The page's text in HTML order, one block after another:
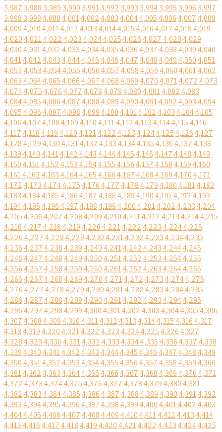
3,987 3,988 3,989 3,990 3,9913,992 3,993 3,9943,995 3,996 3,997
3,998 3,9994,0004,0014,0024,0034,0044,0054,0064,0074,008
4,0094,0104,0114,0124,0134,0144,0154,0164,0174,0184,019
4,0204,0214,0224,0234,0244,0254,0264,0274,0284,029
4,0304,0314,0324,0334,0344,0354,0364,0374,0384,0394,040
4,0414,0424,0434,0444,0454,0464,0474,0484,0494,0504,051
4,0524,0534,0544,0554,0564,0574,0584,0594,0604,0614,062
4,0634,0644,0654,0664,0674,0684,0694,0704,0714,0724,073
4,0744,0754,0764,0774,0784,0794,0804,0814,0824,083
4,0844,0854,0864,0874,0884,0894,0904,0914,0924,0934,094
4,0954,0964,0974,0984,0994,1004,1014,1024,1034,1044,105
4,1064,1074,1084,1094,1104,1114,1124,1134,1144,1154,116
4,1174,1184,1194,1204,1214,1224,1234,1244,1254,1264,127
4,1284,1294,1304,1314,1324,1334,1344,1354,1364,1374,138
4,1394,1404,1414,1424,1434,1444,1454,1464,1474,1484,149
4,1504,1514,1524,1534,1544,1554,1564,1574,1584,1594,160
4,1614,1624,1634,1644,1654,1664,1674,1684,1694,1704,171
4,1724,1734,1744,1754,1764,1774,1784,1794,1804,1814,182
4,1834,1844,1854,1864,1874,1884,1894,1904,1914,1924,193
4,1944,1954,1964,1974,1984,1994,2004,2014,2024,2034,204
4,2054,2064,2074,2084,2094,2104,2114,2124,2134,2144,215
4,2164,2174,2184,2194,2204,2214,2224,2234,2244,225
4,2264,2274,2284,2294,2304,2314,2324,2334,2344,235
4,2364,2374,2384,2394,2404,2414,2424,2434,2444,245
4,2464,2474,2484,2494,2504,2514,2524,2534,2544,255
4,2564,2574,2584,2594,2604,2614,2624,2634,2644,265
4,2664,2674,2684,2694,2704,2714,2724,2734,2744,275
4,2764,2774,2784,2794,2804,2814,2824,2834,2844,285
4,2864,2874,2884,2894,2904,2914,2924,2934,2944,295
4,2964,2974,2984,2994,3004,3014,3024,3034,3044,3054,306
4,3074,3084,3094,3104,3114,3124,3134,3144,3154,3164,317
4,3184,3194,3204,3214,3224,3234,3244,3254,3264,327
4,3284,3294,3304,3314,3324,3334,3344,3354,3364,3374,338
4,3394,3404,3414,3424,3434,3444,3454,3464,3474,3484,349
4,3504,3514,3524,3534,3544,3554,3564,3574,3584,3594,360
4,3614,3624,3634,3644,3654,3664,3674,3684,3694,3704,371
4,3724,3734,3744,3754,3764,3774,3784,3794,3804,381
4,3824,3834,3844,3854,3864,3874,3884,3894,3904,3914,392
4,3934,3944,3954,3964,3974,3984,3994,4004,4014,4024,403
4,4044,4054,4064,4074,4084,4094,4104,4114,4124,4134,414
4,4154,4164,4174,4184,4194,4204,4214,4224,4234,4244,425